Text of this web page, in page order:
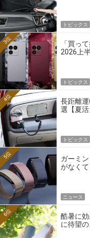
トピックス
「買っ
2026上
3位
トピックス
長距離
選【夏活
4位
トピックス
ガーミ
がなく
5位
ニュース
酷暑に効
に待望
6位